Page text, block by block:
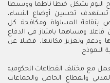
اليوم يشكل خيطا ناظما ووسيطا
تستهدف تحسين أوضاع النساء،
بثقافة المساواة ومكافحة كل
ومساهما بامتياز في الدفاع
ودعم وتعزيز مكانتها، فضلا عن
النموذج.
تعمل مع مختلف القطاعات الحكومية
والقطاع الخاص والجماعات